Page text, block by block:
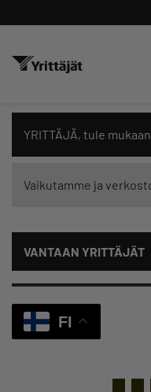
YRITTÄJÄ, tule
Vaikutamme ja
VANTAAN YRITTÄJÄT
FI
Hae
Suodata